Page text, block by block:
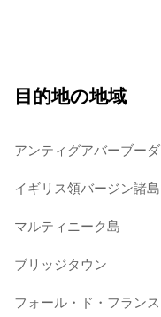
目的地の地域
アンティグアバーブーダ
イギリス領バージン諸島
マルティニーク島
ブリッジタウン
フォール・ド・フランス